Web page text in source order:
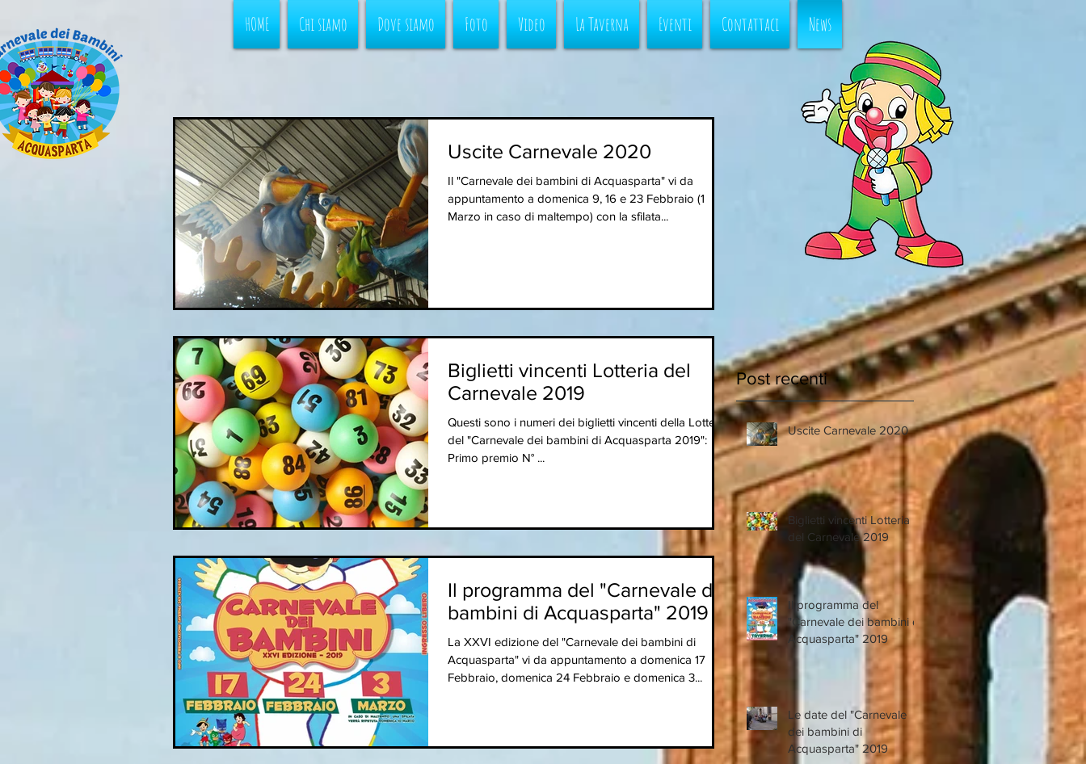
HOME Chi siamo Dove siamo Foto Video La Taverna Eventi Contattaci News
Uscite Carnevale 2020
Il "Carnevale dei bambini di Acquasparta" vi da
appuntamento a domenica 9, 16 e 23 Febbraio (1
Marzo in caso di maltempo) con la sfilata...
Biglietti vincenti Lotteria del
Carnevale 2019
Questi sono i numeri dei biglietti vincenti della Lotteria
del "Carnevale dei bambini di Acquasparta 2019":
Primo premio N° ...
Il programma del "Carnevale dei
bambini di Acquasparta" 2019
La XXVI edizione del "Carnevale dei bambini di
Acquasparta" vi da appuntamento a domenica 17
Febbraio, domenica 24 Febbraio e domenica 3...
Post recenti
Uscite Carnevale 2020
Biglietti vincenti Lotteria
del Carnevale 2019
Il programma del
"Carnevale dei bambini di
Acquasparta" 2019
Le date del "Carnevale
dei bambini di
Acquasparta" 2019